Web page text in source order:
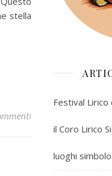
stella
Festival
il Coro Lirico
luoghi